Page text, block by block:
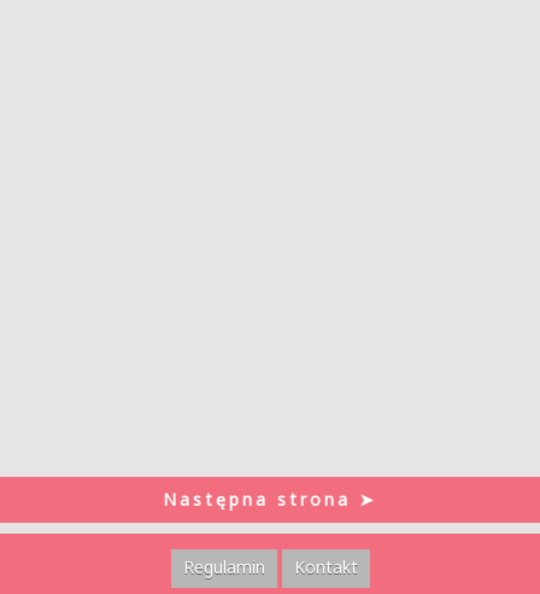
Następna strona ➤
Regulamin Kontakt